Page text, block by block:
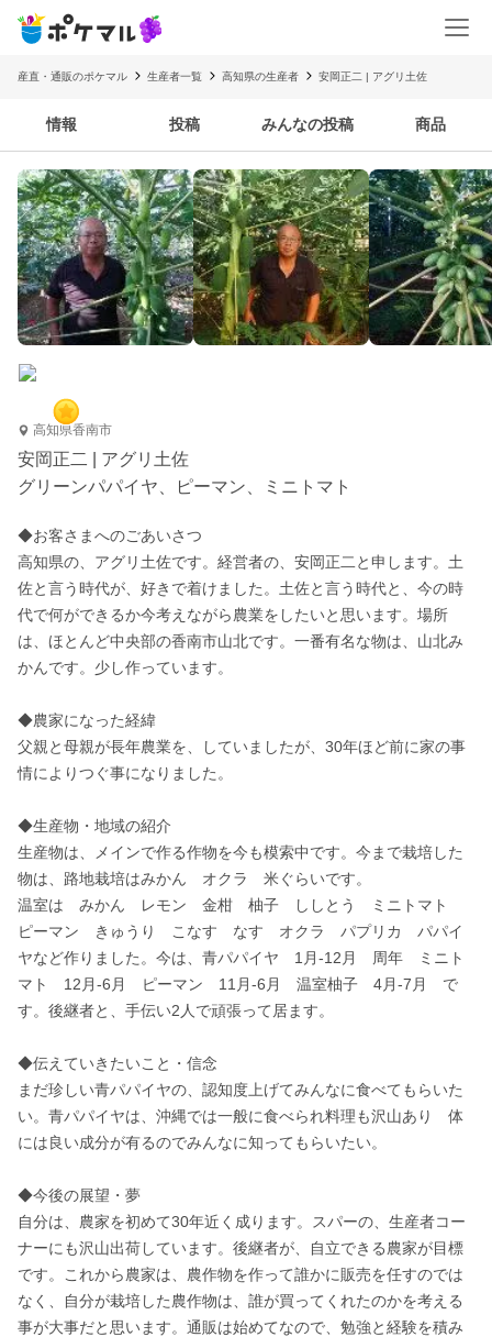
産直・通販のポケマル 生産者一覧 高知県の生産者 安岡正二 | アグリ土佐
情報 投稿 みんなの投稿 商品
高知県香南市
安岡正二 | アグリ土佐
グリーンパパイヤ、ピーマン、ミニトマト
◆お客さまへのごあいさつ
高知県の、アグリ土佐です。経営者の、安岡正二と申します。土
佐と言う時代が、好きで着けました。土佐と言う時代と、今の時
代で何ができるか今考えながら農業をしたいと思います。場所
は、ほとんど中央部の香南市山北です。一番有名な物は、山北み
かんです。少し作っています。
◆農家になった経緯
父親と母親が長年農業を、していましたが、30年ほど前に家の事
情によりつぐ事になりました。
◆生産物・地域の紹介
生産物は、メインで作る作物を今も模索中です。今まで栽培した
物は、路地栽培はみかん　オクラ　米ぐらいです。
温室は　みかん　レモン　金柑　柚子　ししとう　ミニトマト
ピーマン　きゅうり　こなす　なす　オクラ　パプリカ　パパイ
ヤなど作りました。今は、青パパイヤ　1月-12月　周年　ミニト
マト　12月-6月　ピーマン　11月-6月　温室柚子　4月-7月　で
す。後継者と、手伝い2人で頑張って居ます。
◆伝えていきたいこと・信念
まだ珍しい青パパイヤの、認知度上げてみんなに食べてもらいた
い。青パパイヤは、沖縄では一般に食べられ料理も沢山あり　体
には良い成分が有るのでみんなに知ってもらいたい。
◆今後の展望・夢
自分は、農家を初めて30年近く成ります。スパーの、生産者コー
ナーにも沢山出荷しています。後継者が、自立できる農家が目標
です。これから農家は、農作物を作って誰かに販売を任すのでは
なく、自分が栽培した農作物は、誰が買ってくれたのかを考える
事が大事だと思います。通販は始めてなので、勉強と経験を積み